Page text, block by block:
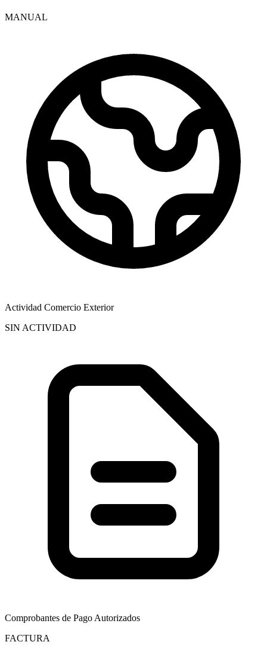
MANUAL
Actividad Comercio Exterior
SIN ACTIVIDAD
Comprobantes de Pago Autorizados
FACTURA